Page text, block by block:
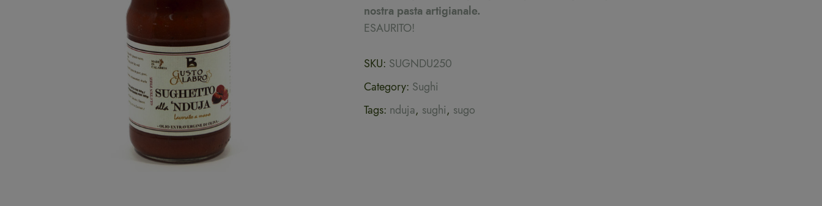
nostra pasta artigianale.
ESAURITO!
SKU: SUGNDU250
Category: Sughi
Tags: nduja, sughi, sugo